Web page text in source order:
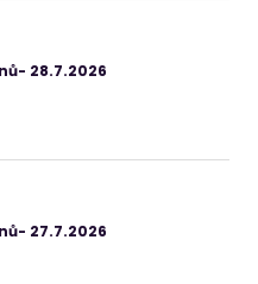
28.7.2026
27.7.2026